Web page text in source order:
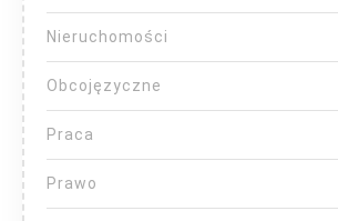
Nieruchomości
Obcojęzyczne
Praca
Prawo